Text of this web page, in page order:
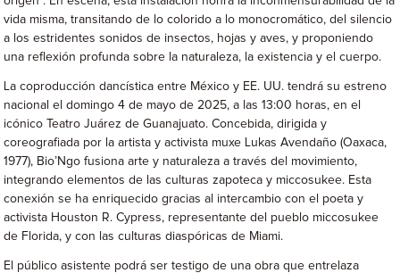
vida misma, transitando de lo colorido a lo monocromático, del silencio
a los estridentes sonidos de insectos, hojas y aves, y proponiendo
una reflexión profunda sobre la naturaleza, la existencia y el cuerpo.
La coproducción dancística entre México y EE. UU. tendrá su estreno
nacional el domingo 4 de mayo de 2025, a las 13:00 horas, en el
icónico Teatro Juárez de Guanajuato. Concebida, dirigida y
coreografiada por la artista y activista muxe Lukas Avendaño (Oaxaca,
1977), Bio’Ngo fusiona arte y naturaleza a través del movimiento,
integrando elementos de las culturas zapoteca y miccosukee. Esta
conexión se ha enriquecido gracias al intercambio con el poeta y
activista Houston R. Cypress, representante del pueblo miccosukee
de Florida, y con las culturas diaspóricas de Miami.
El público asistente podrá ser testigo de una obra que entrelaza